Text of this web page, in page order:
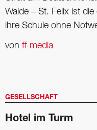
Walde – St. Felix ist
ihre Schule ohne
von ff media
GESELLSCHAFT
Hotel im Turm